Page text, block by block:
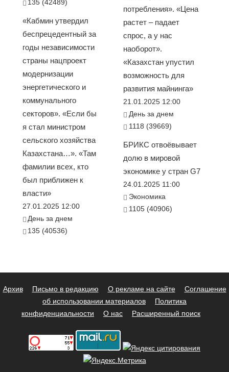
135 (42489)
«Кабмин утвердил
беспрецедентный за
годы независимости
страны нацпроект
модернизации
энергетического и
коммунального
секторов». «Если бы
я стал министром
сельского хозяйства
Казахстана…». «Там
фамилии всех, кто
был приближен к
власти»
27.01.2025 12:00
День за днем
135 (40536)
потребления». «Цена
растет – падает
спрос, а у нас
наоборот».
«Казахстан упустил
возможность для
развития майнинга»
21.01.2025 12:00
День за днем
1118 (39669)
БРИКС отвоёвывает
долю в мировой
экономике у стран G7
24.01.2025 11:00
Экономика
1105 (40906)
Архив Письмо в редакцию О рекламе на сайте
Соглашение
об использовании материалов
Политика
конфиденциальности
О нас Расширенный поиск